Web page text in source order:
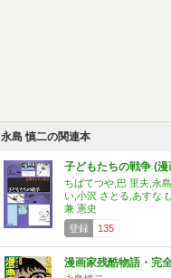
永島 慎二の関連本
子どもたちの戦争 (
ちばてつや,巴 里夫,永
い,小沢 さとる,あすな
兼 憲史
登録
135
漫画家残酷物語・完